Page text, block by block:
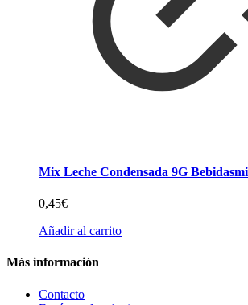
Mix Leche Condensada 9G
0,45€
Añadir al carrito
Más información
Contacto